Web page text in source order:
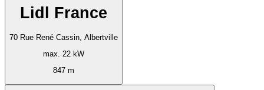
Lidl France
70 Rue René Cassin, Albertville
max. 22 kW
847 m